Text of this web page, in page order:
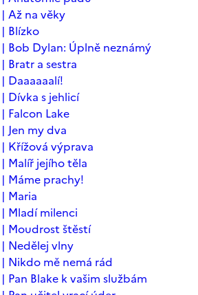
Až na věky
Blízko
| Bob Dylan: Úplně neznámý
Bratr a sestra
Daaaaaalí!
Dívka s jehlicí
Falcon Lake
Jen my dva
| Křížová výprava
Malíř jejího těla
| Máme prachy!
Maria
| Mladí milenci
| Moudrost štěstí
| Nedělej vlny
| Nikdo mě nemá rád
Pan Blake k vašim službám